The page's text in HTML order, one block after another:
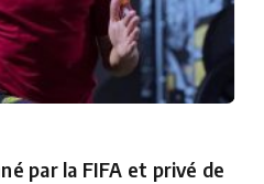
par la FIFA et privé de